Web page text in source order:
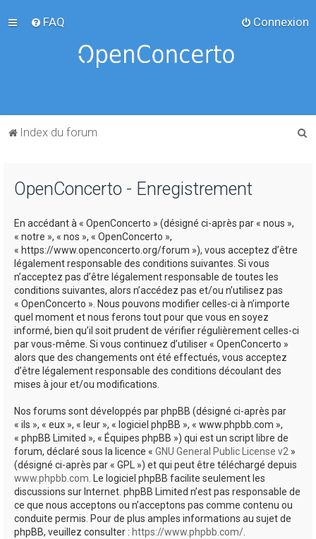
FAQ Connexion
Index du forum
OpenConcerto - Enregistrement
En accédant à « OpenConcerto » (désigné ci-après par « nous »,
« notre », « nos », « OpenConcerto »,
« https://www.openconcerto.org/forum »), vous acceptez d’être
légalement responsable des conditions suivantes. Si vous
n’acceptez pas d’être légalement responsable de toutes les
conditions suivantes, alors n’accédez pas et/ou n’utilisez pas
« OpenConcerto ». Nous pouvons modifier celles-ci à n’importe
quel moment et nous ferons tout pour que vous en soyez
informé, bien qu’il soit prudent de vérifier régulièrement celles-ci
par vous-même. Si vous continuez d’utiliser « OpenConcerto »
alors que des changements ont été effectués, vous acceptez
d’être légalement responsable des conditions découlant des
mises à jour et/ou modifications.
Nos forums sont développés par phpBB (désigné ci-après par
« ils », « eux », « leur », « logiciel phpBB », « www.phpbb.com »,
« phpBB Limited », « Équipes phpBB ») qui est un script libre de
forum, déclaré sous la licence « GNU General Public License v2 »
(désigné ci-après par « GPL ») et qui peut être téléchargé depuis
www.phpbb.com. Le logiciel phpBB facilite seulement les
discussions sur Internet. phpBB Limited n’est pas responsable de
ce que nous acceptons ou n’acceptons pas comme contenu ou
conduite permis. Pour de plus amples informations au sujet de
phpBB, veuillez consulter : https://www.phpbb.com/.